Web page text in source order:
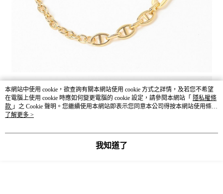
本網站中使用 cookie，欲查詢有關本網站使用 cookie 方式之詳情，及若您不希望
在電腦上使用 cookie 時應如何變更電腦的 cookie 設定，請參閱本網站「 隱私權條
款 」之 Cookie 聲明。您繼續使用本網站即表示您同意本公司得按本網站使用條款
之 Cookie 聲明使用 cookie。
了解更多 >
我知道了